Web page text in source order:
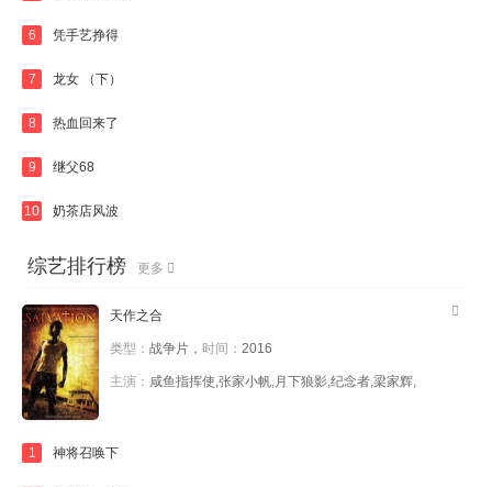
6 凭手艺挣得
7 龙女 （下）
8 热血回来了
9 继父68
10 奶茶店风波
综艺排行榜 更多
天作之合
类型： 战争片， 时间： 2016
主演： 咸鱼指挥使,张家小帆,月下狼影,纪念者,梁家辉,
1 神将召唤下